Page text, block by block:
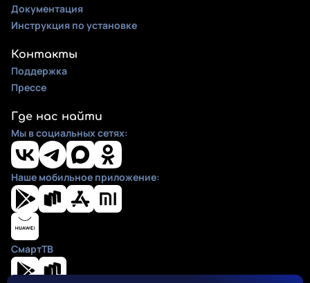
Документация
Инструкция по установке
Контакты
Поддержка
Прессе
Где нас найти
Мы в социальных сетях:
Наше мобильное приложение:
СмартТВ